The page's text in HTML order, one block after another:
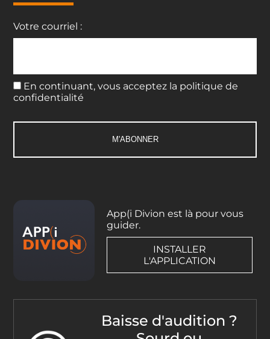
Votre courriel :
En continuant, vous acceptez la politique de
confidentialité
App(i Divion est là pour vous
guider.
INSTALLER
L'APPLICATION
Baisse d'audition ?